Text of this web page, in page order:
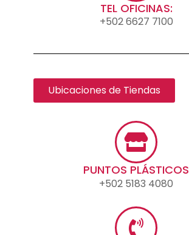
TEL OFICINAS:
+502 6627 7100
Ubicaciones de Tiendas
PUNTOS PLÁSTICOS
+502 5183 4080